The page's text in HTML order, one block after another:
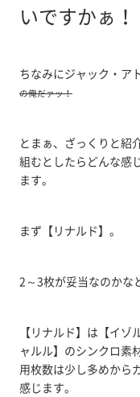
いですかぁ！
ちなみにジャック・ア
の俺だァッ！
とまぁ、ざっくりと紹
組むとしたらどんな感
ます。
まず【リナルド】。
2～3枚が妥当なのかな
【リナルド】は【イ
ャルル】のシンクロ素
用枚数は少し多めから
感じます。